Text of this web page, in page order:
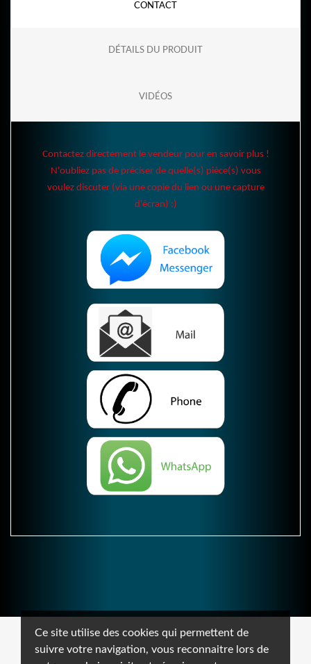
Ce site utilise des cookies qui permettent de
suivre votre navigation, vous reconnaitre lors de
CONTACT
DÉTAILS DU PRODUIT
VIDÉOS
Contactez directement le vendeur pour en savoir plus !
N'oubliez pas de préciser de quelle(s) pièce(s) vous
voulez discuter (via une copie du lien ou une capture
d'écran) :)